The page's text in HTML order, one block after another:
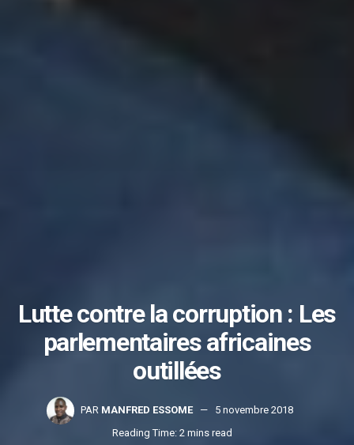
Lutte contre la corruption : Les
parlementaires africaines
outillées
PAR MANFRED ESSOME
5 novembre 2018
Reading Time: 2 mins read